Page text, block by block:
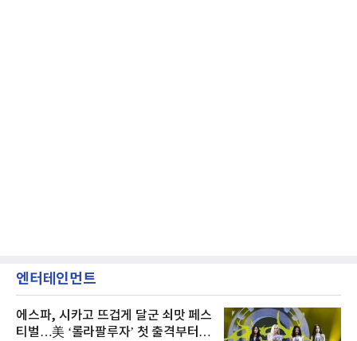
엔터테인먼트
에스파, 시카고 뜨겁게 달군 쇠맛 페스
티벌…美 ‘롤라팔루자’ 첫 출격부터